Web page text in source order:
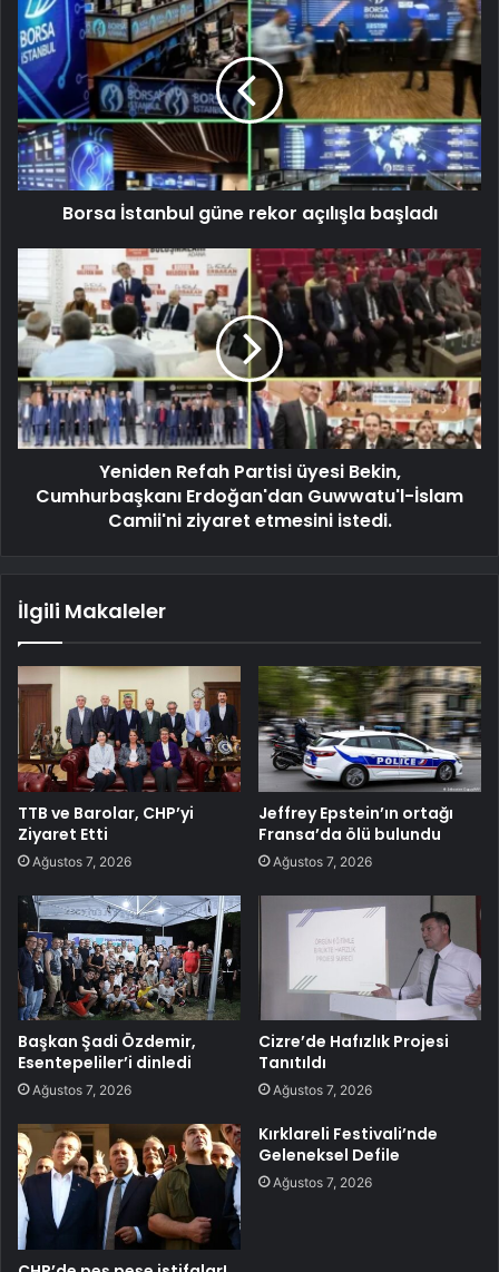
Borsa İstanbul güne rekor açılışla başladı
Yeniden Refah Partisi üyesi Bekin,
Cumhurbaşkanı Erdoğan'dan Guwwatu'l-İslam
Camii'ni ziyaret etmesini istedi.
İlgili Makaleler
TTB ve Barolar, CHP’yi
Ziyaret Etti
Ağustos 7, 2026
Jeffrey Epstein’ın ortağı
Fransa’da ölü bulundu
Ağustos 7, 2026
Başkan Şadi Özdemir,
Esentepeliler’i dinledi
Ağustos 7, 2026
Cizre’de Hafızlık Projesi
Tanıtıldı
Ağustos 7, 2026
Kırklareli Festivali’nde
Geleneksel Defile
Ağustos 7, 2026